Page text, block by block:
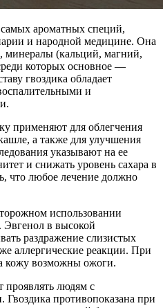
ароматных специй,
и народной медицине. Она
(кальций, магний,
которых основное —
гвоздика обладает
и
применяют для облегчения
а также для улучшения
указывают на ее
и снижать уровень сахара в
что любое лечение должно
использовании
Эвгенол в высокой
раздражение слизистых
аллергические реакции. При
кожу возможны ожоги.
проявлять людям с
Гвоздика противопоказана при